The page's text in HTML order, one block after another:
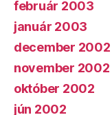
február 2003
január 2003
december 2002
november 2002
október 2002
jún 2002